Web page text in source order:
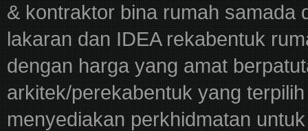
& kontraktor bina rumah samada
lakaran dan IDEA rekabentuk
dengan harga yang amat
arkitek/perekabentuk yang
menyediakan perkhidmatan